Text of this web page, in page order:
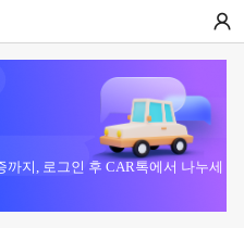
지, 로그인 후 CAR톡에서 나누세